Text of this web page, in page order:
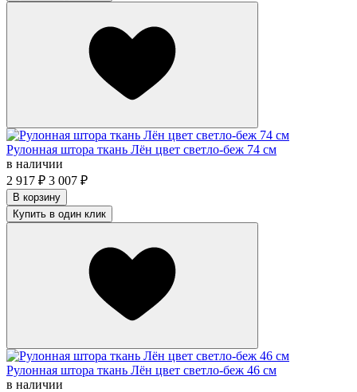
Рулонная штора ткань Лён цвет светло-беж 74 см
в наличии
2 917 ₽ 3 007 ₽
В корзину
Купить в один клик
Рулонная штора ткань Лён цвет светло-беж 46 см
в наличии